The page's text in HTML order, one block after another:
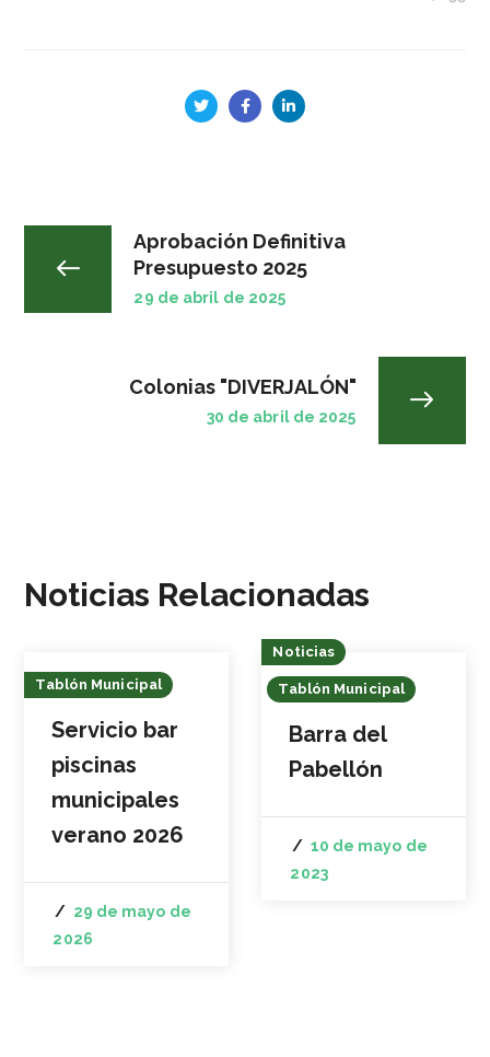
Aprobación Definitiva
Presupuesto 2025
29 de abril de 2025
Colonias "DIVERJALÓN"
30 de abril de 2025
Noticias Relacionadas
Tablón Municipal
Servicio bar
piscinas
municipales
verano 2026
29 de mayo de
2026
Noticias
Tablón Municipal
Barra del
Pabellón
10 de mayo de
2023